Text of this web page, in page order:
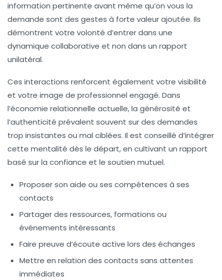
information pertinente avant même qu’on vous la
demande sont des gestes à forte valeur ajoutée. Ils
démontrent votre volonté d’entrer dans une
dynamique collaborative et non dans un rapport
unilatéral.
Ces interactions renforcent également votre visibilité
et votre image de professionnel engagé. Dans
l’économie relationnelle actuelle, la générosité et
l’authenticité prévalent souvent sur des demandes
trop insistantes ou mal ciblées. Il est conseillé d’intégrer
cette mentalité dès le départ, en cultivant un rapport
basé sur la confiance et le soutien mutuel.
Proposer son aide ou ses compétences à ses
contacts
Partager des ressources, formations ou
événements intéressants
Faire preuve d’écoute active lors des échanges
Mettre en relation des contacts sans attentes
immédiates